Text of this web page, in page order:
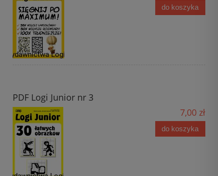
do koszyka
PDF Logi Junior nr 3
7,00 zł
do koszyka